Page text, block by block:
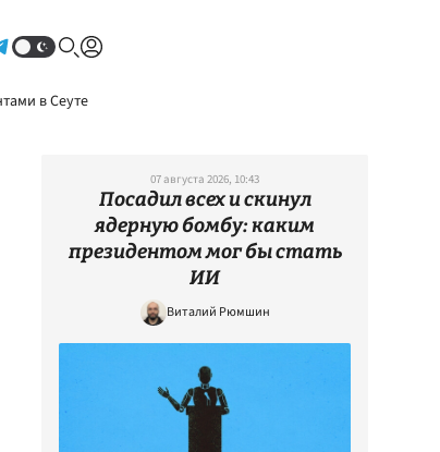
в Сеуте
07 августа 2026, 10:43
Посадил всех и скинул
ядерную бомбу: каким
президентом мог бы стать
ИИ
Виталий Рюмшин